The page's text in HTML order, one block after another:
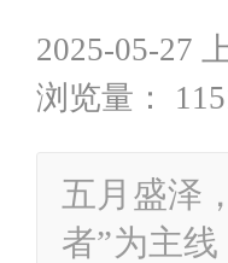
2025-05-
浏览量：
五月盛泽
者”为主